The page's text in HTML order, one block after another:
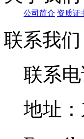
公司简介 资质证
联系我们
联系电
地址